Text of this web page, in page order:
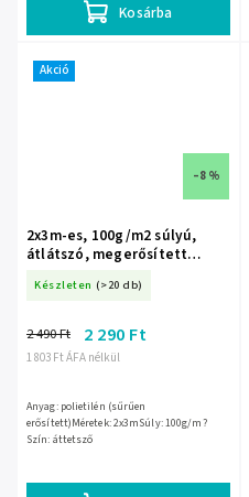
Kosárba
Akció
–8 %
2x3m-es, 100g/m2 súlyú,
átlátszó, megerősített
Készleten (>20 db)
1 803 Ft ÁFA nélkül
2 490 Ft 2 290 Ft
Anyag: polietilén (sűrűen
erősített)Méretek: 2x3mSúly: 100g/m?
Szín: áttetsző